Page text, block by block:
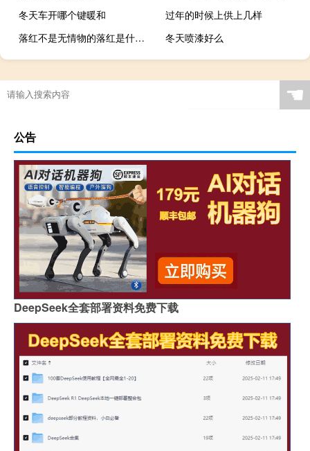
冬天车开哪个键暖和
过年的时候上供上几样
落红不是无情物的落红是什么意思（落红不是无情物）
冬天喷漆好么
☚
公告
DeepSeek全套部署资料免费下载